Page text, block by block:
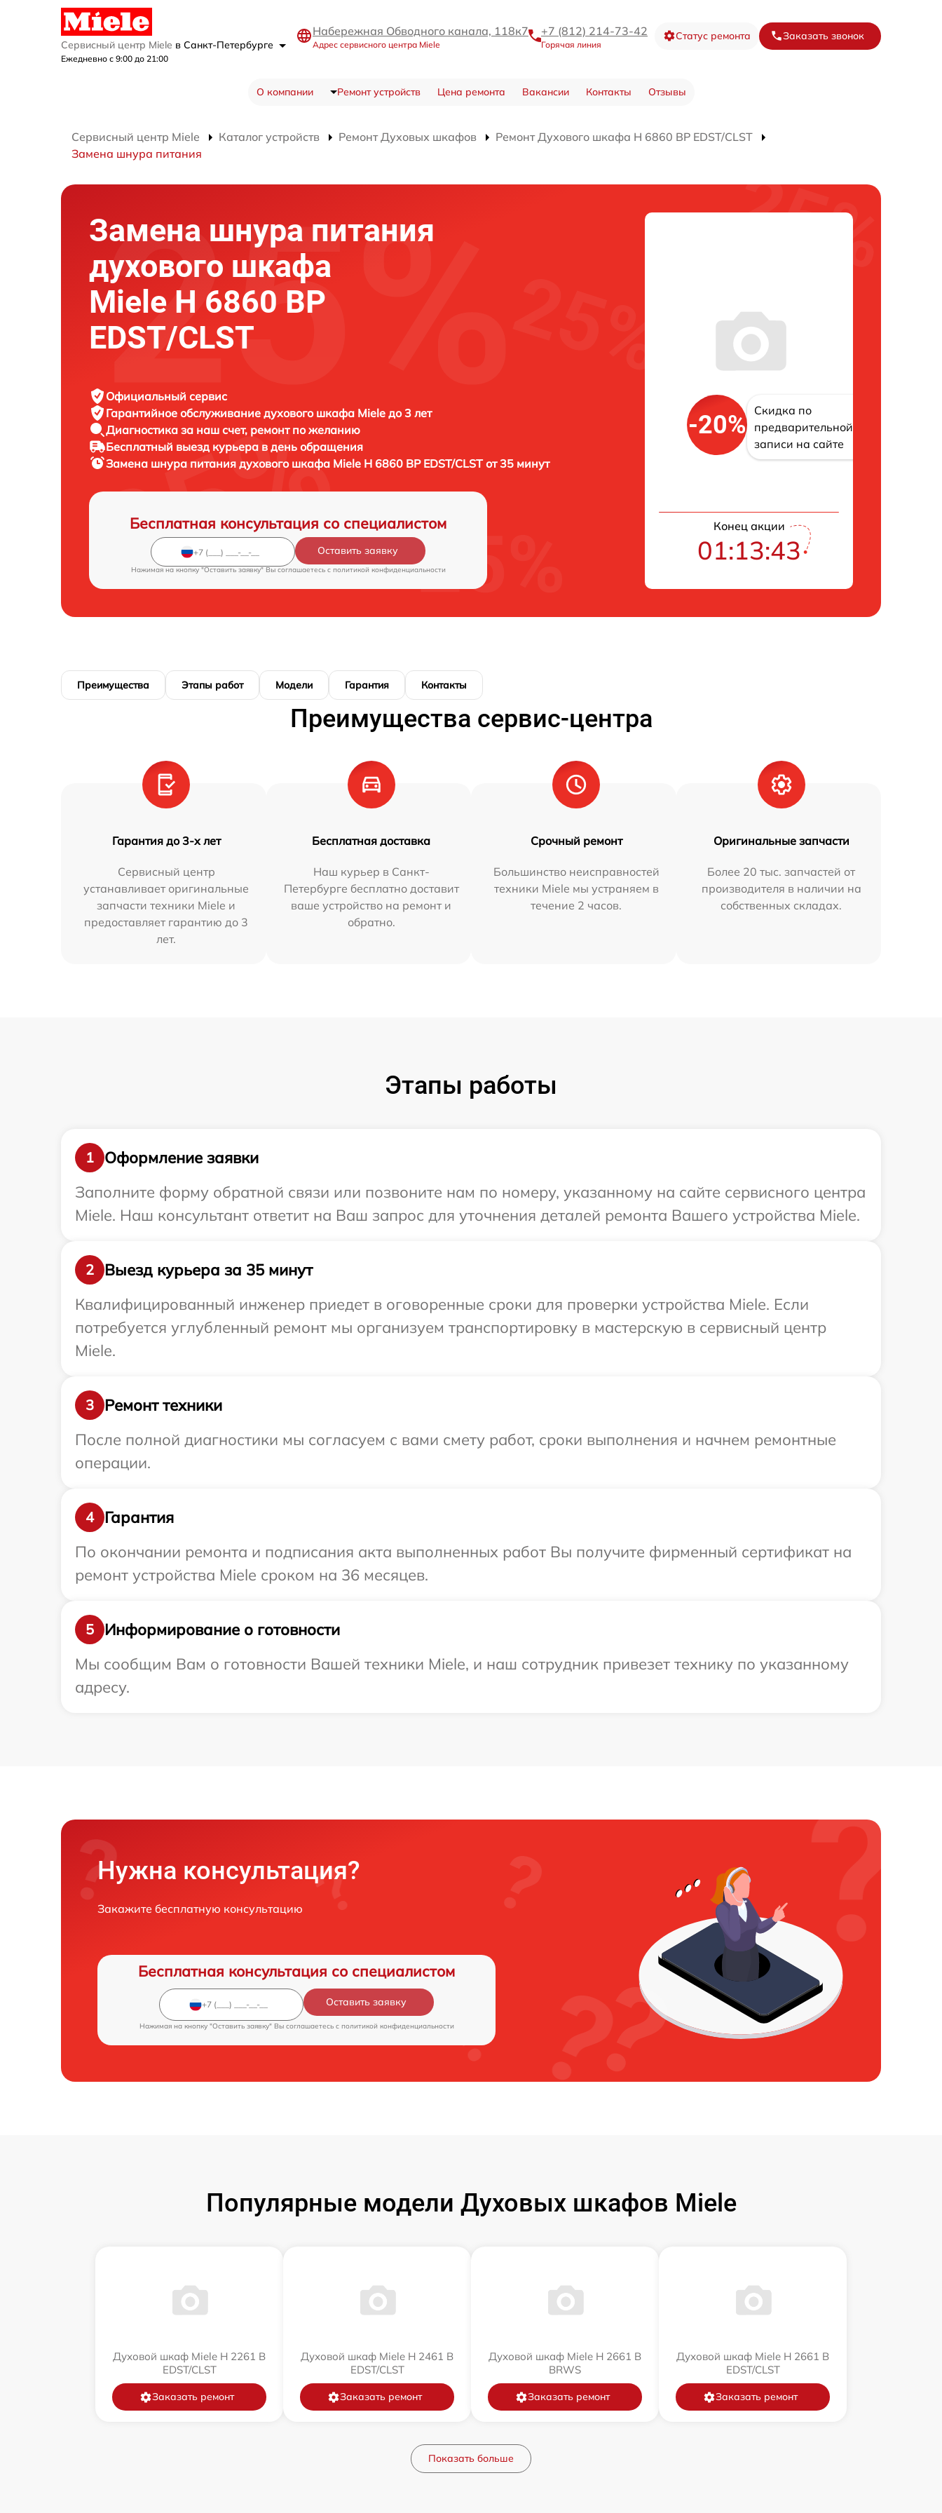
Сервисный центр Miele в Санкт-Петербурге
Ежедневно с 9:00 до 21:00
Набережная Обводного канала, 118к7
Адрес сервисного центра Miele
+7 (812) 214-73-42
Горячая линия
Статус ремонта Заказать звонок
О компании Ремонт устройств Цена ремонта Вакансии Контакты Отзывы
Сервисный центр Miele Каталог устройств Ремонт Духовых шкафов
Ремонт Духового шкафа H 6860 BP EDST/CLST
Замена шнура питания
Замена шнура питания
духового шкафа
Miele H 6860 BP
EDST/CLST
Официальный сервис
Гарантийное обслуживание духового шкафа Miele до 3 лет
Диагностика за наш счет, ремонт по желанию
Бесплатный выезд курьера в день обращения
Замена шнура питания духового шкафа Miele H 6860 BP EDST/CLST от 35 минут
Бесплатная консультация со специалистом
Оставить заявку
Нажимая на кнопку "Оставить заявку" Вы соглашаетесь c политикой конфиденциальности
-20%
Скидка по
предварительной
записи на сайте
Конец акции
01:13:42
Преимущества Этапы работ Модели Гарантия Контакты
Преимущества сервис-центра
Гарантия до 3-х лет
Сервисный центр
устанавливает оригинальные
запчасти техники Miele и
предоставляет гарантию до 3
лет.
Бесплатная доставка
Наш курьер в Санкт-
Петербурге бесплатно доставит
ваше устройство на ремонт и
обратно.
Срочный ремонт
Большинство неисправностей
техники Miele мы устраняем в
течение 2 часов.
Оригинальные запчасти
Более 20 тыс. запчастей от
производителя в наличии на
собственных складах.
Этапы работы
1
Оформление заявки
Заполните форму обратной связи или позвоните нам по номеру, указанному на сайте сервисного центра
Miele. Наш консультант ответит на Ваш запрос для уточнения деталей ремонта Вашего устройства Miele.
2
Выезд курьера за 35 минут
Квалифицированный инженер приедет в оговоренные сроки для проверки устройства Miele. Если
потребуется углубленный ремонт мы организуем транспортировку в мастерскую в сервисный центр
Miele.
3
Ремонт техники
После полной диагностики мы согласуем с вами смету работ, сроки выполнения и начнем ремонтные
операции.
4
Гарантия
По окончании ремонта и подписания акта выполненных работ Вы получите фирменный сертификат на
ремонт устройства Miele сроком на 36 месяцев.
5
Информирование о готовности
Мы сообщим Вам о готовности Вашей техники Miele, и наш сотрудник привезет технику по указанному
адресу.
Нужна консультация?
Закажите бесплатную консультацию
Бесплатная консультация со специалистом
Оставить заявку
Нажимая на кнопку "Оставить заявку" Вы соглашаетесь c политикой конфиденциальности
Популярные модели Духовых шкафов Miele
Духовой шкаф Miele H 2261 B
EDST/CLST
Заказать ремонт
Духовой шкаф Miele H 2461 B
EDST/CLST
Заказать ремонт
Духовой шкаф Miele H 2661 B
BRWS
Заказать ремонт
Духовой шкаф Miele H 2661 B
EDST/CLST
Заказать ремонт
Показать больше